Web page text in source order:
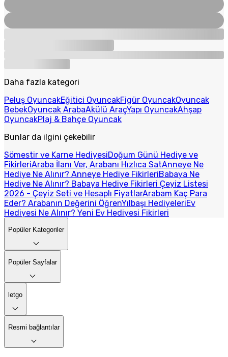
Daha fazla kategori
Peluş OyuncakEğitici OyuncakFigür OyuncakOyuncak
BebekOyuncak ArabaAkülü AraçYapı OyuncakAhşap
OyuncakPlaj & Bahçe Oyuncak
Bunlar da ilgini çekebilir
Sömestir ve Karne HediyesiDoğum Günü Hediye ve
FikirleriAraba İlanı Ver, Arabanı Hızlıca SatAnneye Ne
Hediye Ne Alınır? Anneye Hediye FikirleriBabaya Ne
Hediye Ne Alınır? Babaya Hediye Fikirleri Çeyiz Listesi
2026 - Çeyiz Seti ve Hesaplı FiyatlarArabam Kaç Para
Eder? Arabanın Değerini ÖğrenYılbaşı HediyeleriEv
Hediyesi Ne Alınır? Yeni Ev Hediyesi Fikirleri
Popüler Kategoriler
Popüler Sayfalar
letgo
Resmi bağlantılar